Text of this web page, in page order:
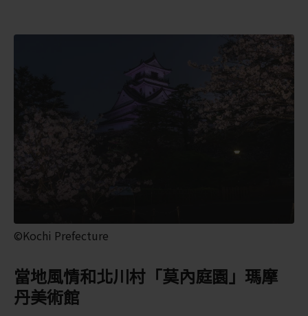
©Kochi Prefecture
當地風情和北川村「莫內庭園」瑪摩
丹美術館